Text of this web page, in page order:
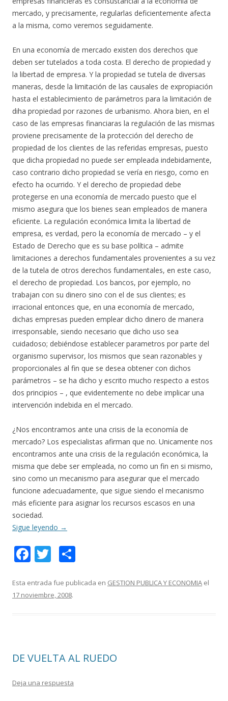
mercado, y precisamente, regularlas deficientemente afecta
a la misma, como veremos seguidamente.
En una economía de mercado existen dos derechos que
deben ser tutelados a toda costa. El derecho de propiedad y
la libertad de empresa. Y la propiedad se tutela de diversas
maneras, desde la limitación de las causales de expropiación
hasta el establecimiento de parámetros para la limitación de
diha propiedad por razones de urbanismo. Ahora bien, en el
caso de las empresas financiaras la regulación de las mismas
proviene precisamente de la protección del derecho de
propiedad de los clientes de las referidas empresas, puesto
que dicha propiedad no puede ser empleada indebidamente,
caso contrario dicho propiedad se vería en riesgo, como en
efecto ha ocurrido. Y el derecho de propiedad debe
protegerse en una economía de mercado puesto que el
mismo asegura que los bienes sean empleados de manera
eficiente. La regulación económica limita la libertad de
empresa, es verdad, pero la economía de mercado – y el
Estado de Derecho que es su base política – admite
limitaciones a derechos fundamentales provenientes a su vez
de la tutela de otros derechos fundamentales, en este caso,
el derecho de propiedad. Los bancos, por ejemplo, no
trabajan con su dinero sino con el de sus clientes; es
irracional entonces que, en una economía de mercado,
dichas empresas pueden emplear dicho dinero de manera
irresponsable, siendo necesario que dicho uso sea
cuidadoso; debiéndose establecer parametros por parte del
organismo supervisor, los mismos que sean razonables y
proporcionales al fin que se desea obtener con dichos
parámetros – se ha dicho y escrito mucho respecto a estos
dos principios – , que evidentemente no debe implicar una
intervención indebida en el mercado.
¿Nos encontramos ante una crisis de la economía de
mercado? Los especialistas afirman que no. Unicamente nos
encontramos ante una crisis de la regulación económica, la
misma que debe ser empleada, no como un fin en si mismo,
sino como un mecanismo para asegurar que el mercado
funcione adecuadamente, que sigue siendo el mecanismo
más eficiente para asignar los recursos escasos en una
sociedad.
Sigue leyendo →
F
e
b
k
T
itt
er
m
r
Esta entrada fue publicada en GESTION PUBLICA Y ECONOMIA el
17 noviembre, 2008.
DE VUELTA AL RUEDO
Deja una respuesta